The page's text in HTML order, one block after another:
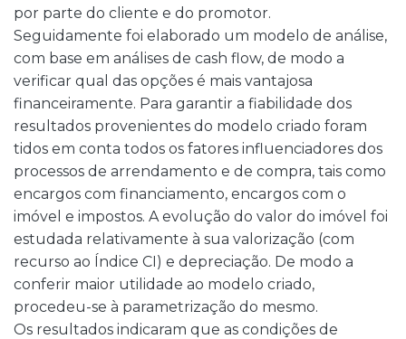
por parte do cliente e do promotor.
Seguidamente foi elaborado um modelo de análise,
com base em análises de cash flow, de modo a
verificar qual das opções é mais vantajosa
financeiramente. Para garantir a fiabilidade dos
resultados provenientes do modelo criado foram
tidos em conta todos os fatores influenciadores dos
processos de arrendamento e de compra, tais como
encargos com financiamento, encargos com o
imóvel e impostos. A evolução do valor do imóvel foi
estudada relativamente à sua valorização (com
recurso ao Índice CI) e depreciação. De modo a
conferir maior utilidade ao modelo criado,
procedeu-se à parametrização do mesmo.
Os resultados indicaram que as condições de